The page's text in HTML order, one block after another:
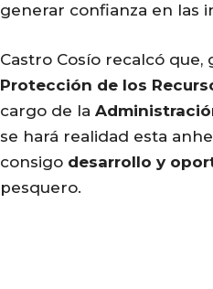
generar confianza en las
Castro Cosío recalcó
Protección de los
cargo de la
se hará realidad esta
consigo desarrollo y
pesquero.